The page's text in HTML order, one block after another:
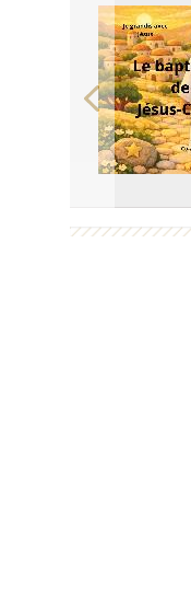
Previous